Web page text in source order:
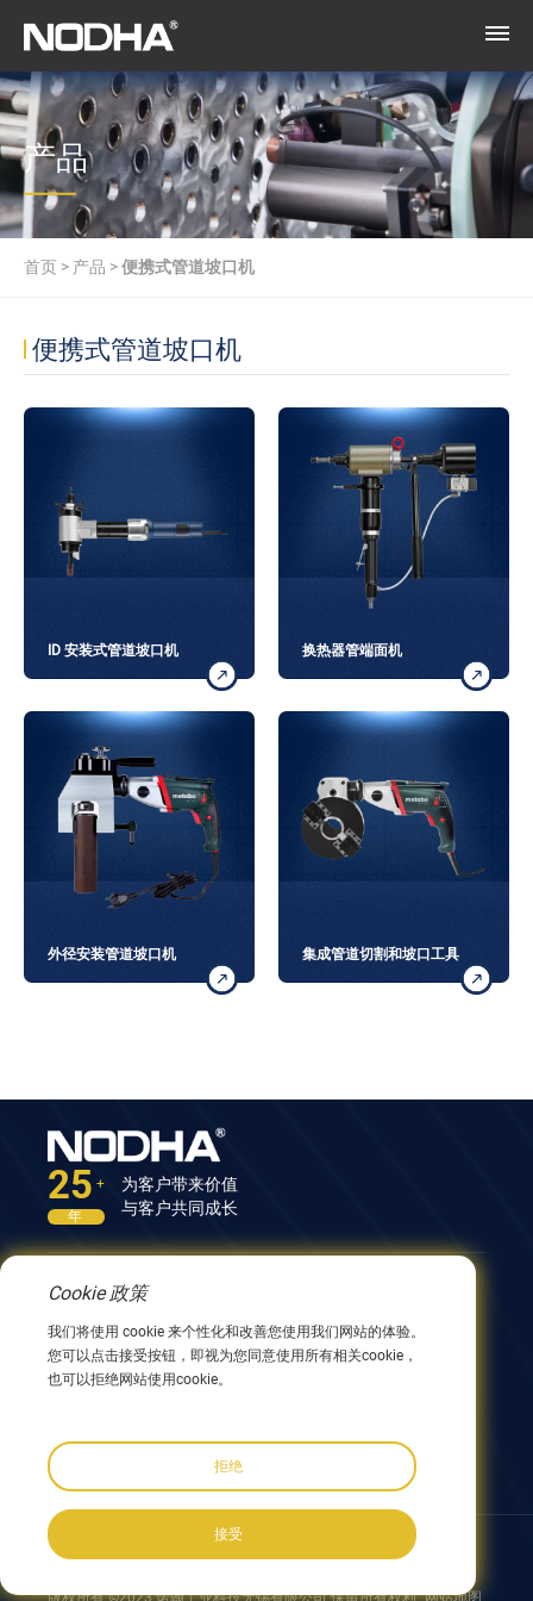
产品
首页 > 产品 >便携式管道坡口机
便携式管道坡口机
ID 安装式管道坡口机 换热器管端面机
外径安装管道坡口机 集成管道切割和坡口工具
25 +
年
为客户带来价值
与客户共同成长
联系我们
中国江苏省无锡市兴阳路9号12号楼 214082
0086 510 8580 8562
sales@nodha.com
跟着我们:
版权所有 ©2023 诺翰工业科技无锡有限公司 保留所有权利 网站地图
Cookie 政策
我们将使用 cookie 来个性化和改善您使用我们网站的体验。
您可以点击接受按钮，即视为您同意使用所有相关cookie，
也可以拒绝网站使用cookie。
拒绝
接受